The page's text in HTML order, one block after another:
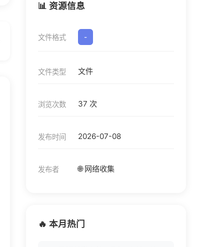
📊 资源信息
文件格式 -
文件类型 文件
浏览次数 37 次
发布时间 2026-07-08
发布者 🌐 网络收集
🔥 本月热门